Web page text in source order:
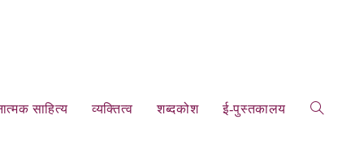
साहित्‍य व्‍यक्तित्‍व शब्‍दकोश ई-पुस्‍तकालय